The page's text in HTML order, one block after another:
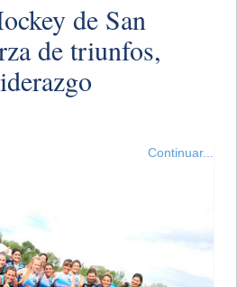
de San
de triunfos,
Continuar...